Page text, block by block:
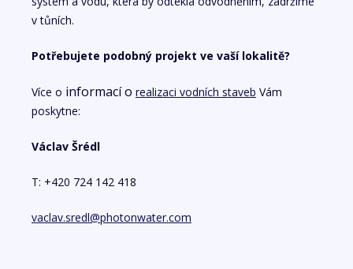
v tůních.
Potřebujete podobný projekt ve vaší lokalitě?
Více o informacío realizaci vodních staveb Vám
poskytne:
Václav Šrédl
T: +420 724 142 418
vaclav.sredl@photonwater.com